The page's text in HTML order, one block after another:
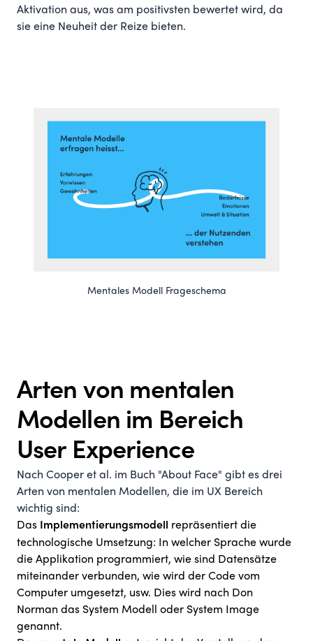
Aktivation aus, was am positivsten bewertet wird, da
sie eine Neuheit der Reize bieten.
Mentales Modell Frageschema
Arten von mentalen
Modellen im Bereich
User Experience
Nach Cooper et al. im Buch "About Face" gibt es drei
Arten von mentalen Modellen, die im UX Bereich
wichtig sind:
Das
Implementierungsmodell
repräsentiert die
technologische Umsetzung: In welcher Sprache wurde
die Applikation programmiert, wie sind Datensätze
miteinander verbunden, wie wird der Code vom
Computer umgesetzt, usw. Dies wird nach Don
Norman das System Modell oder System Image
genannt.